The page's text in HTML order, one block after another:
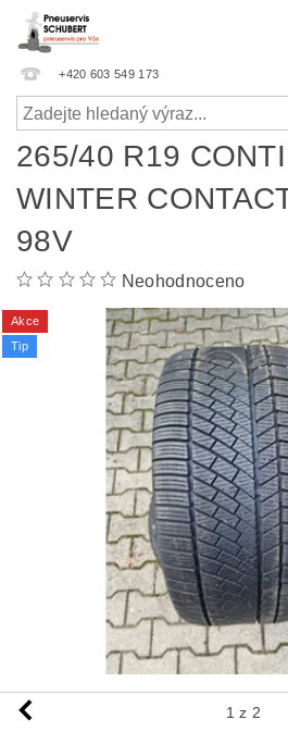
+420 603 549 173
265/40 R19
WINTER
98V
Neohodnoceno
Akce
Tip
1 z 2